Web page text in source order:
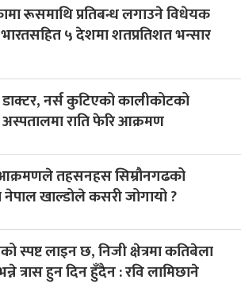
रूसमाथि प्रतिबन्ध लगाउने विधेयक
भारतसहित ५ देशमा शतप्रतिशत भन्सार
नर्स कुटिएको कालीकोटको
राति फेरि आक्रमण
तहसनहस सिम्रौनगढको
खाल्डोले कसरी जोगायो ?
स्पष्ट लाइन छ, निजी क्षेत्रमा कतिबेला
त्रास हुन दिन हुँदैन : रवि लामिछाने